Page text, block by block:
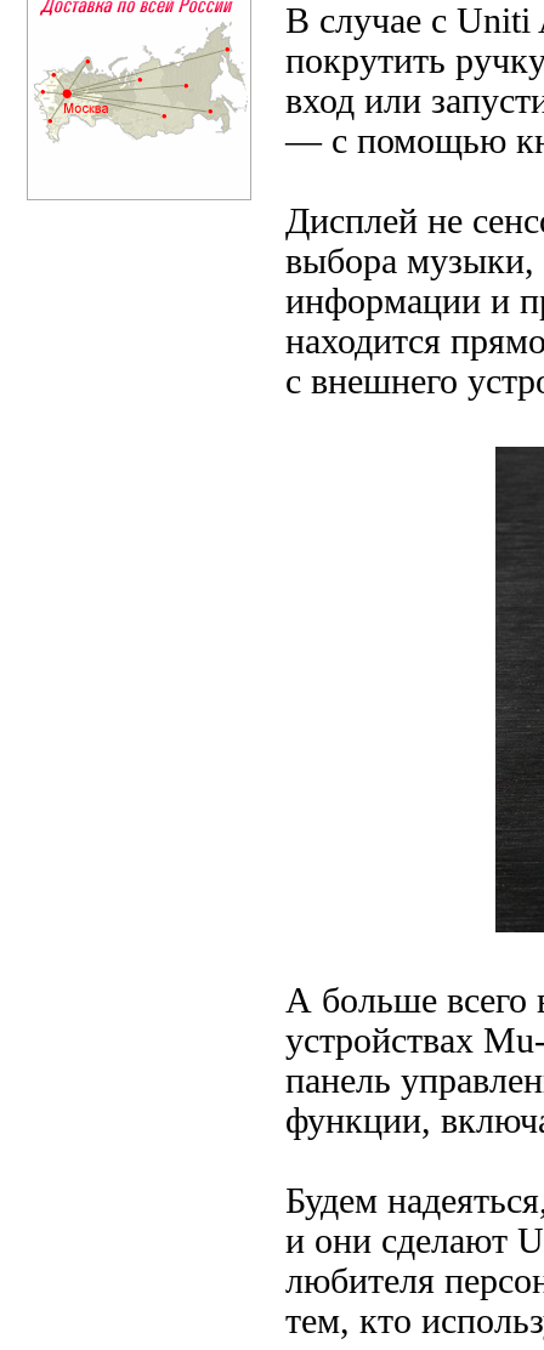
В случае с Uniti
покрутить
вход или
— с помощью
Дисплей не
выбора музыки,
информации и
находится
с внешнего
А больше всего
устройствах
панель
функции,
Будем
и они сделают
любителя
тем, кто